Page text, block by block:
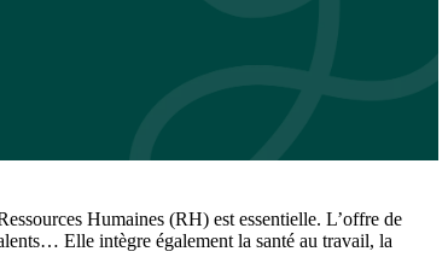
Humaines (RH) est essentielle. L’offre de
Elle intègre également la santé au travail, la